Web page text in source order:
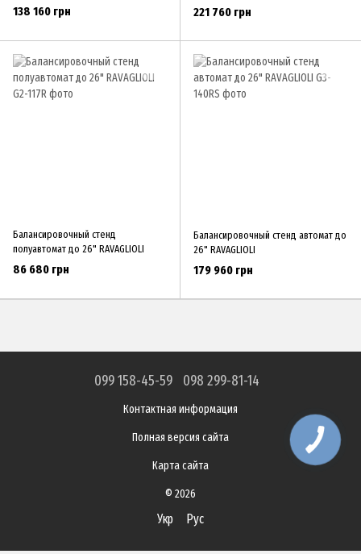
138 160 грн
технороллером RAVAGLIOLI
221 760 грн
Балансировочный стенд
полуавтомат до 26" RAVAGLIOLI
86 680 грн
Балансировочный стенд автомат до
26" RAVAGLIOLI
179 960 грн
099 158-45-59 098 299-81-14
Контактная информация
Полная версия сайта
Карта сайта
© 2026
Укр Рус